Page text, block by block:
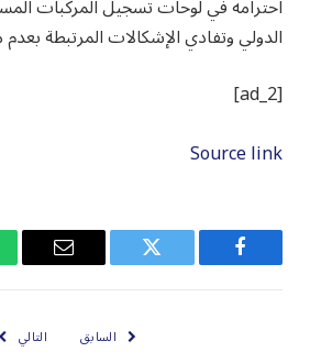
احترامه في لوحات تسجيل المركبات
الدولي وتفادي الإشكالات المرتبطة
[ad_2]
Source link
فيسبوك تويتر
البريد
السابق التالي